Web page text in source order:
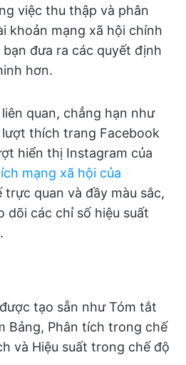
việc thu thập và phân
khoản mạng xã hội chính
đưa ra các quyết định
hơn.
quan, chẳng hạn như
thích trang Facebook
hiển thị Instagram của
mạng xã hội của
trực quan và đầy màu sắc,
dõi các chỉ số hiệu suất
tạo sẵn như Tóm tắt
Bảng, Phân tích trong chế
và Hiệu suất trong chế độ